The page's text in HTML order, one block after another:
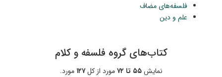
فلسفه‌های مضاف
علم و دین
کتاب‌های گروه فلسفه و کلام
نمایش۵۵ تا ۷۲ مورد از کل۱۲۷ مورد.